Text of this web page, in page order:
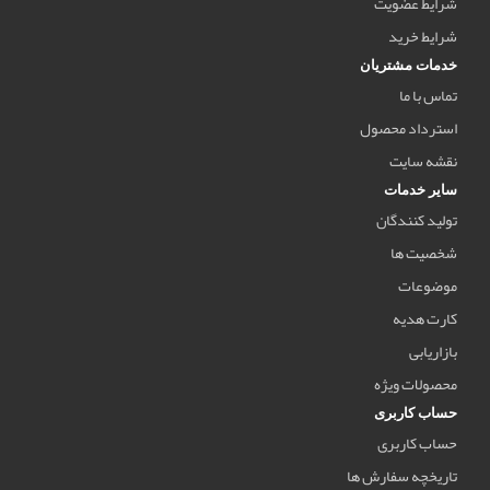
شرایط خرید
خدمات مشتریان
تماس با ما
استرداد محصول
نقشه سایت
سایر خدمات
تولید کنندگان
شخصیت ها
موضوعات
کارت هدیه
بازاریابی
محصولات ویژه
حساب کاربری
حساب کاربری
تاریخچه سفارش ها